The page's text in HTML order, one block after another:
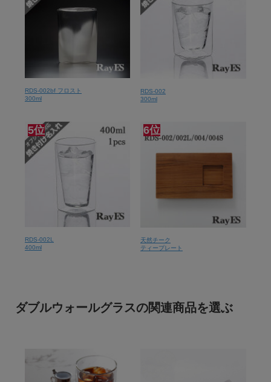
RDS-002bf フロスト
300ml
RDS-002
300ml
5位
RDS-002L
400ml
6位
天然チーク
ティープレート
ダブルウォールグラスの関連商品を選ぶ